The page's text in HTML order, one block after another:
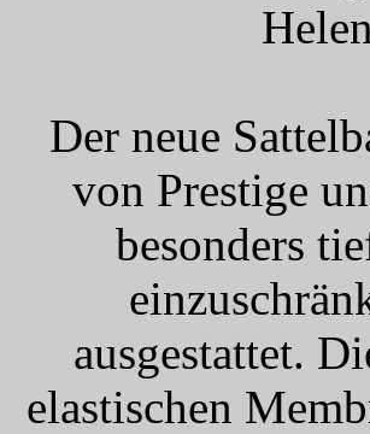
Der neue
von Prestige
besonders
ausgestattet.
elastischen